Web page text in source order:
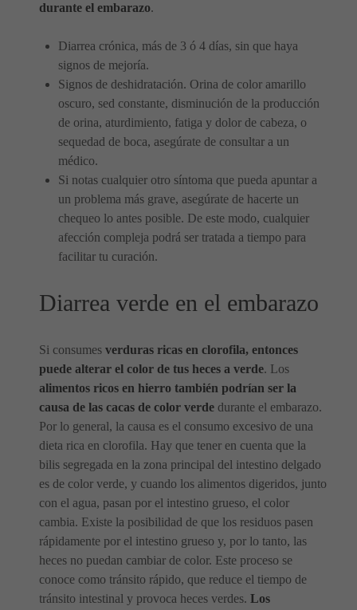
durante el embarazo.
Diarrea crónica, más de 3 ó 4 días, sin que haya
signos de mejoría.
Signos de deshidratación. Orina de color amarillo
oscuro, sed constante, disminución de la producción
de orina, aturdimiento, fatiga y dolor de cabeza, o
sequedad de boca, asegúrate de consultar a un
médico.
Si notas cualquier otro síntoma que pueda apuntar a
un problema más grave, asegúrate de hacerte un
chequeo lo antes posible. De este modo, cualquier
afección compleja podrá ser tratada a tiempo para
facilitar tu curación.
Diarrea verde en el embarazo
Si consumes verduras ricas en clorofila, entonces
puede alterar el color de tus heces a verde. Los
alimentos ricos en hierro también podrían ser la
causa de las cacas de color verde durante el embarazo.
Por lo general, la causa es el consumo excesivo de una
dieta rica en clorofila. Hay que tener en cuenta que la
bilis segregada en la zona principal del intestino delgado
es de color verde, y cuando los alimentos digeridos, junto
con el agua, pasan por el intestino grueso, el color
cambia. Existe la posibilidad de que los residuos pasen
rápidamente por el intestino grueso y, por lo tanto, las
heces no puedan cambiar de color. Este proceso se
conoce como tránsito rápido, que reduce el tiempo de
tránsito intestinal y provoca heces verdes. Los